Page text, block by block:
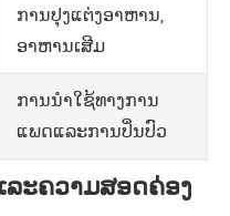
ການປຸງແຕ່ງອາຫານ,
ອາຫານເສີມ
ການນໍາໃຊ້ທາງການ
ແພດແລະການປິ່ນປົວ
ະຄວາມສອດຄ່ອງ